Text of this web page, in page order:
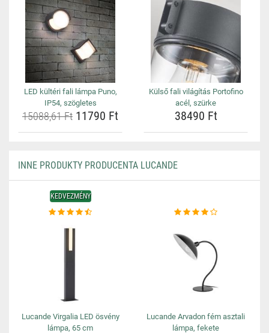
LED kültéri fali lámpa Puno,
IP54, szögletes
15088,61 Ft 11790 Ft
Külső fali világítás Portofino
acél, szürke
38490 Ft
INNE PRODUKTY PRODUCENTA LUCANDE
KEDVEZMÉNY
Lucande Virgalia LED ösvény
lámpa, 65 cm
Lucande Arvadon fém asztali
lámpa, fekete